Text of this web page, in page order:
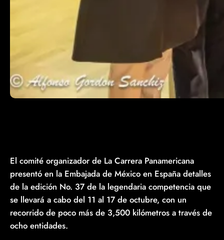
El comité organizador de La Carrera Panamericana
presentó en la Embajada de México en España detalles
de la edición No. 37 de la legendaria competencia que
se llevará a cabo del 11 al 17 de octubre, con un
recorrido de poco más de 3,500 kilómetros a través de
ocho entidades.